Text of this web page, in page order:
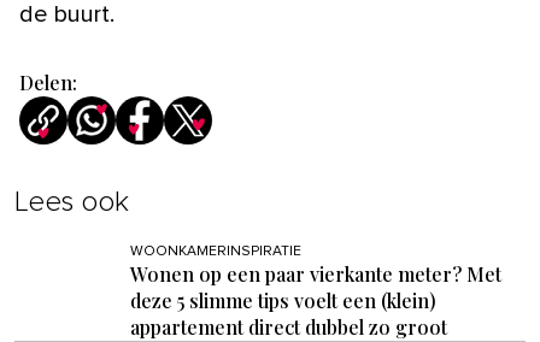
de buurt.
Delen:
Lees ook
WOONKAMERINSPIRATIE
Wonen op een paar vierkante meter? Met
deze 5 slimme tips voelt een (klein)
appartement direct dubbel zo groot